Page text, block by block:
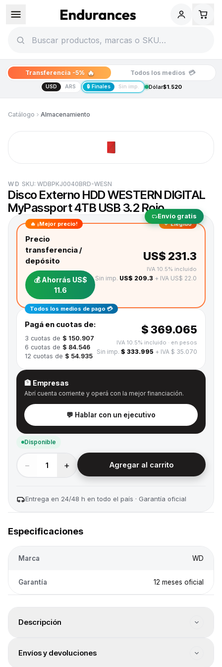
Transferencia -5% 🔥 Todos los medios 💳
USD ARS 🔒 Finales Sin imp. Dólar$1.520
Catálogo Almacenamiento
WD SKU: WDBPKJ0040BRD-WESN
Disco Externo HDD WESTERN DIGITAL
MyPassport 4TB USB 3.2 Rojo
Envío gratis
🔥 ¡Mejor precio! ✓ Elegido
Precio
transferencia /
depósito
💰 Ahorrás US$
11.6
US$ 231.3
IVA 10.5% incluido
Sin imp. US$ 209.3 + IVA US$ 22.0
Todos los medios de pago 💳
Pagá en cuotas de:
3 cuotas de $ 150.907
6 cuotas de $ 84.546
12 cuotas de $ 54.935
$ 369.065
IVA 10.5% incluido · en pesos
Sin imp. $ 333.995 + IVA $ 35.070
🏦 Empresas
Abrí cuenta corriente y operá con la mejor financiación.
💬 Hablar con un ejecutivo
Disponible
− 1 + Agregar al carrito
Entrega en 24/48 h en todo el país · Garantía oficial
Especificaciones
Marca WD
Garantía 12 meses oficial
Descripción
conexión: USB 3.2 Gen 1 Tipo A. Color: Rojo
Envíos y devoluciones